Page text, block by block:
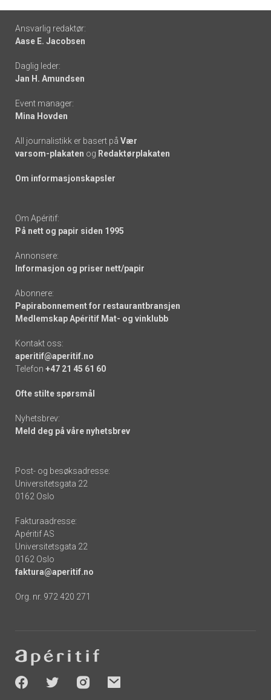
Footer
-
links
Ansvarlig redaktør:
Aase E. Jacobsen
Daglig leder:
Jan H. Amundsen
Event manager:
Mina Hovden
All journalistikk er basert på Vær
varsom-plakaten og Redaktørplakaten
Om informasjonskapsler
Om Apéritif:
På nett og papir siden 1995
Annonsere:
Informasjon og priser nett/papir
Abonnere:
Papirabonnement for restaurantbransjen
Medlemskap Apéritif Mat- og vinklubb
Kontakt oss:
aperitif@aperitif.no
Telefon +47 21 45 61 60
Ofte stilte spørsmål
Nyhetsbrev:
Meld deg på våre nyhetsbrev
Post- og besøksadresse:
Universitetsgata 22
0162 Oslo
Fakturaadresse:
Apéritif AS
Universitetsgata 22
0162 Oslo
faktura@aperitif.no
Org. nr. 972 420 271
-
socials